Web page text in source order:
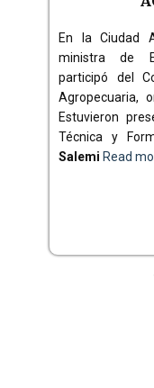
En la Ciudad
ministra de
participó del
Agropecuaria,
Estuvieron
Técnica y
Salemi Read